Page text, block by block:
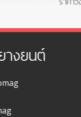
างยนต์